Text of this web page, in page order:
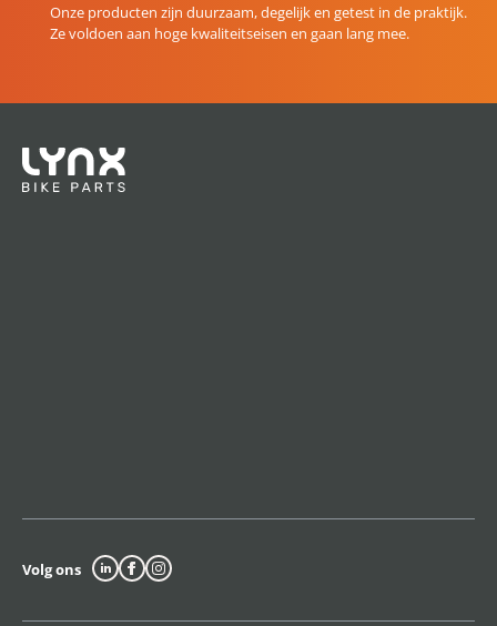
Onze producten zijn duurzaam, degelijk en getest in de praktijk.
Ze voldoen aan hoge kwaliteitseisen en gaan lang mee.
Volg ons